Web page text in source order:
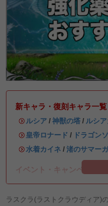
新キャラ・復刻キャラ一覧
・ルシア / 神獣の塔 / ルシ
・ 皇帝ロナード / ドラゴン
・水着カイネ / 渚のサマー
イベント・キャンペーン
ラスクラ(ラストクラウディア)